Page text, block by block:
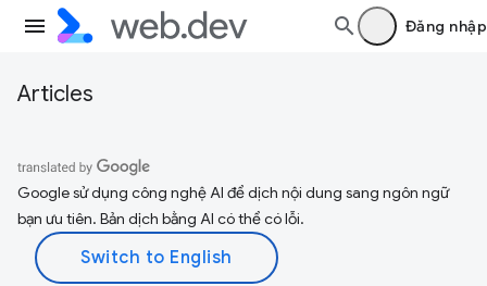
Đăng nhập
Articles
Google sử dụng công nghệ AI để dịch nội dung sang ngôn ngữ
bạn ưu tiên. Bản dịch bằng AI có thể có lỗi.